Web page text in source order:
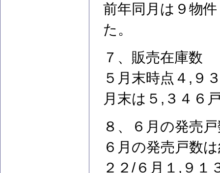
前年同月は９物
た。
７、販売在庫数
５月末時点４,９
月末は５,３４６
８、６月の発売
６月の発売戸数
２２/６月１,９１